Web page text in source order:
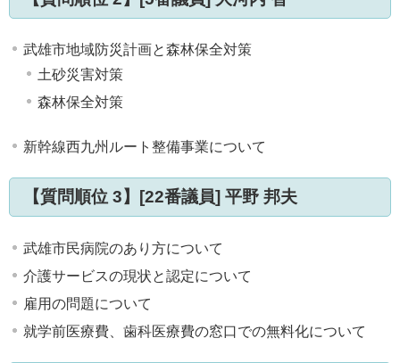
武雄市地域防災計画と森林保全対策
土砂災害対策
森林保全対策
新幹線西九州ルート整備事業について
【質問順位 3】[22番議員] 平野 邦夫
武雄市民病院のあり方について
介護サービスの現状と認定について
雇用の問題について
就学前医療費、歯科医療費の窓口での無料化について